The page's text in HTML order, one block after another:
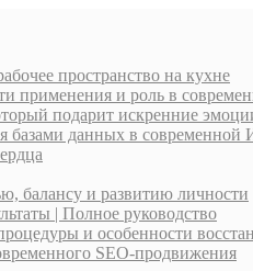
пространство на кухне
применения и роль в
подарит искренние
данных в современной
балансу и развитию личности
| Полное руководство
и особенности
SEO-продвижения